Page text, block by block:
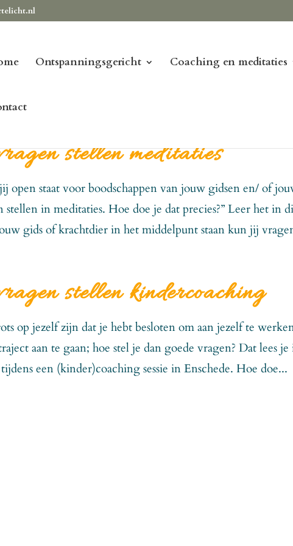
Ontspanningsgericht Coaching en meditaties
stellen meditaties
open staat voor boodschappen van jouw gidsen en/ of
stellen in meditaties. Hoe doe je dat precies?” Leer het in
gids of krachtdier in het middelpunt staan kun jij
stellen kindercoaching
op jezelf zijn dat je hebt besloten om aan jezelf te
aan te gaan; hoe stel je dan goede vragen? Dat lees
een (kinder)coaching sessie in Enschede. Hoe doe...